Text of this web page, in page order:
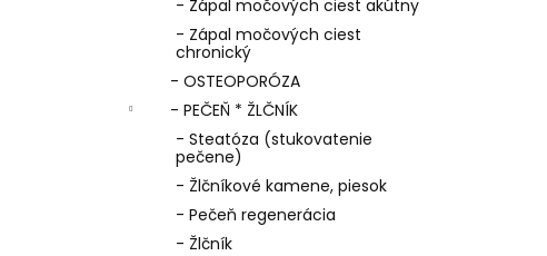
- Zápal močových ciest akútny
- Zápal močových ciest
chronický
- OSTEOPORÓZA
- PEČEŇ * ŽLČNÍK
- Steatóza (stukovatenie
pečene)
- Žlčníkové kamene, piesok
- Pečeň regenerácia
- Žlčník